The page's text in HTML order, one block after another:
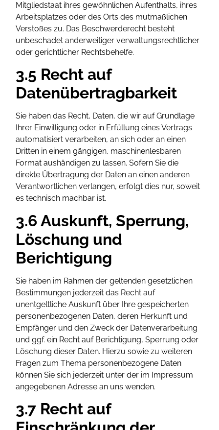
Mitgliedstaat ihres gewöhnlichen Aufenthalts, ihres
Arbeitsplatzes oder des Orts des mutmaßlichen
Verstoßes zu. Das Beschwerderecht besteht
unbeschadet anderweitiger verwaltungsrechtlicher
oder gerichtlicher Rechtsbehelfe.
3.5 Recht auf
Datenübertragbarkeit
Sie haben das Recht, Daten, die wir auf Grundlage
Ihrer Einwilligung oder in Erfüllung eines Vertrags
automatisiert verarbeiten, an sich oder an einen
Dritten in einem gängigen, maschinenlesbaren
Format aushändigen zu lassen. Sofern Sie die
direkte Übertragung der Daten an einen anderen
Verantwortlichen verlangen, erfolgt dies nur, soweit
es technisch machbar ist.
3.6 Auskunft, Sperrung,
Löschung und
Berichtigung
Sie haben im Rahmen der geltenden gesetzlichen
Bestimmungen jederzeit das Recht auf
unentgeltliche Auskunft über Ihre gespeicherten
personenbezogenen Daten, deren Herkunft und
Empfänger und den Zweck der Datenverarbeitung
und ggf. ein Recht auf Berichtigung, Sperrung oder
Löschung dieser Daten. Hierzu sowie zu weiteren
Fragen zum Thema personenbezogene Daten
können Sie sich jederzeit unter der im Impressum
angegebenen Adresse an uns wenden.
3.7 Recht auf